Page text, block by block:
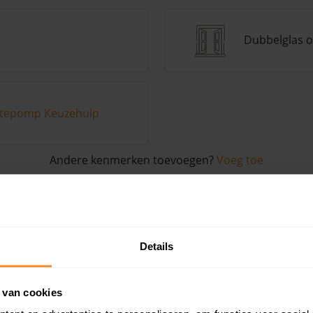
Details
cookies
Dubbelglas
Keuzehulp
Andere kenmerken toevoegen? Voeg toe
de buurt